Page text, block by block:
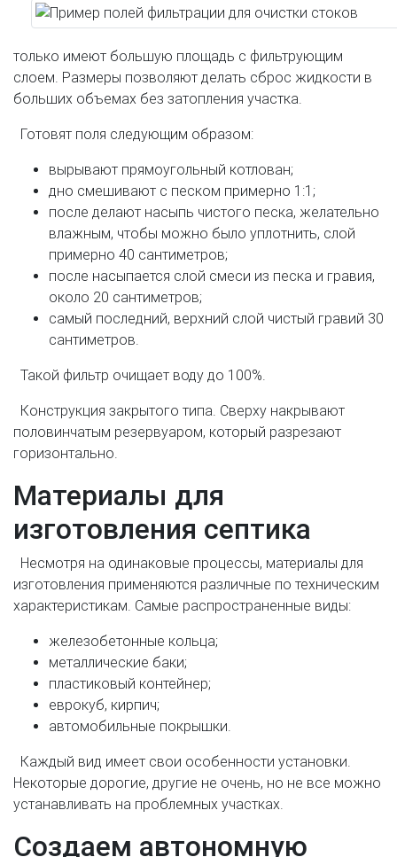
только имеют большую площадь с фильтрующим
слоем. Размеры позволяют делать сброс жидкости в
больших объемах без затопления участка.
Готовят поля следующим образом:
вырывают прямоугольный котлован;
дно смешивают с песком примерно 1:1;
после делают насыпь чистого песка, желательно
влажным, чтобы можно было уплотнить, слой
примерно 40 сантиметров;
после насыпается слой смеси из песка и гравия,
около 20 сантиметров;
самый последний, верхний слой чистый гравий 30
сантиметров.
Такой фильтр очищает воду до 100%.
Конструкция закрытого типа. Сверху накрывают
половинчатым резервуаром, который разрезают
горизонтально.
Материалы для
изготовления септика
Несмотря на одинаковые процессы, материалы для
изготовления применяются различные по техническим
характеристикам. Самые распространенные виды:
железобетонные кольца;
металлические баки;
пластиковый контейнер;
еврокуб, кирпич;
автомобильные покрышки.
Каждый вид имеет свои особенности установки.
Некоторые дорогие, другие не очень, но не все можно
устанавливать на проблемных участках.
Создаем автономную